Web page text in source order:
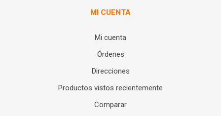
MI CUENTA
Mi cuenta
Órdenes
Direcciones
Productos vistos recientemente
Comparar